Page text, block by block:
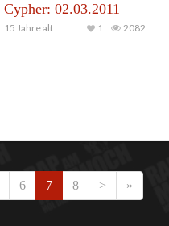
Cypher: 02.03.2011
15 Jahre alt 2082
1
6 7 8 > »